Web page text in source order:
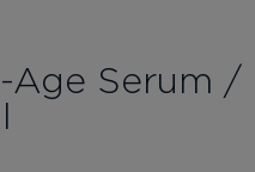
Age Serum